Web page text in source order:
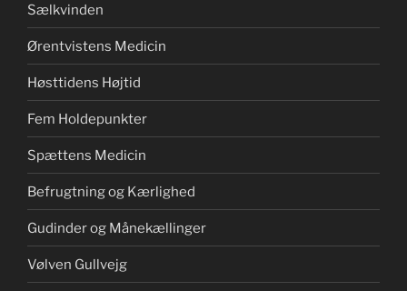
Sælkvinden
Ørentvistens Medicin
Høsttidens Højtid
Fem Holdepunkter
Spættens Medicin
Befrugtning og Kærlighed
Gudinder og Månekællinger
Vølven Gullvejg